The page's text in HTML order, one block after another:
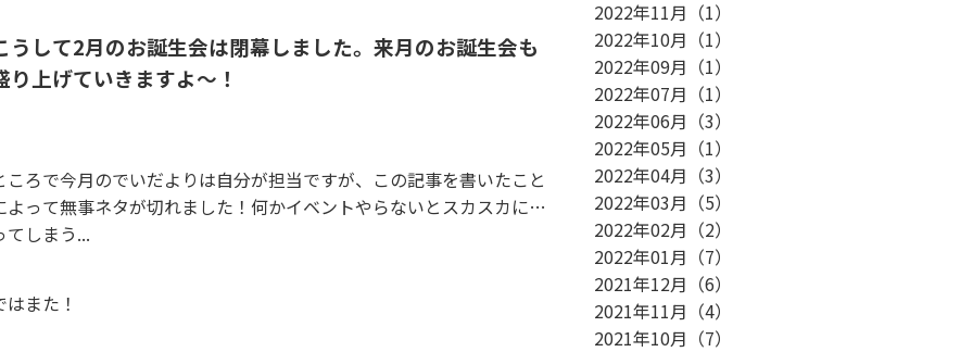
うして2月のお誕生会は閉幕しました。来月のお誕生会も
り上げていきますよ～！
ころで今月のでいだよりは自分が担当ですが、この記事を書いたこと
よって無事ネタが切れました！何かイベントやらないとスカスカにな
てしまう...
はまた！
2022年11月 （1）
2022年10月 （1）
2022年09月 （1）
2022年07月 （1）
2022年06月 （3）
2022年05月 （1）
2022年04月 （3）
2022年03月 （5）
2022年02月 （2）
2022年01月 （7）
2021年12月 （6）
2021年11月 （4）
2021年10月 （7）